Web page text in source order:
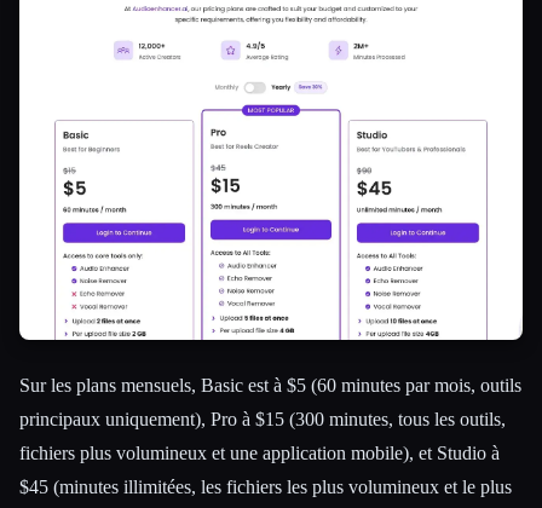
Sur les plans mensuels, Basic est à $5 (60 minutes par mois, outils
principaux uniquement), Pro à $15 (300 minutes, tous les outils,
fichiers plus volumineux et une application mobile), et Studio à
$45 (minutes illimitées, les fichiers les plus volumineux et le plus